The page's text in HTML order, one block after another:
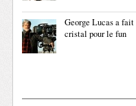
George Lucas a fait
cristal pour le fun